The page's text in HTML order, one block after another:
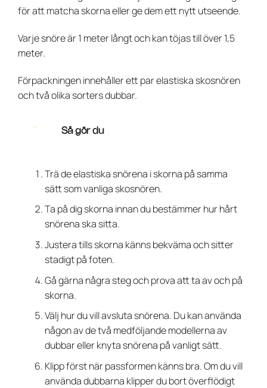
för att matcha skorna eller ge dem ett nytt utseende.
Varje snöre är 1 meter långt och kan töjas till över 1,5
meter.
Förpackningen innehåller ett par elastiska skosnören
och två olika sorters dubbar.
Så gör du
Trä de elastiska snörena i skorna på samma
sätt som vanliga skosnören.
Ta på dig skorna innan du bestämmer hur hårt
snörena ska sitta.
Justera tills skorna känns bekväma och sitter
stadigt på foten.
Gå gärna några steg och prova att ta av och på
skorna.
Välj hur du vill avsluta snörena. Du kan använda
någon av de två medföljande modellerna av
dubbar eller knyta snörena på vanligt sätt.
Klipp först när passformen känns bra. Om du vill
använda dubbarna klipper du bort överflödigt